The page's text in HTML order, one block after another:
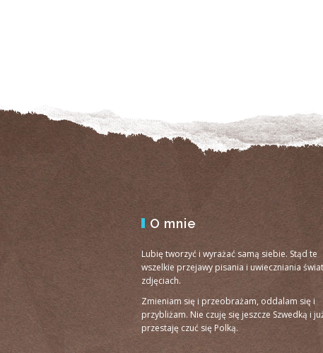
O mnie
Lubię tworzyć i wyrażać samą siebie. Stąd te
wszelkie przejawy pisania i uwieczniania
zdjęciach.
Zmieniam się i przeobrażam, oddalam się i
przybliżam. Nie czuję się jeszcze Szwedką i
przestaję czuć się Polką.